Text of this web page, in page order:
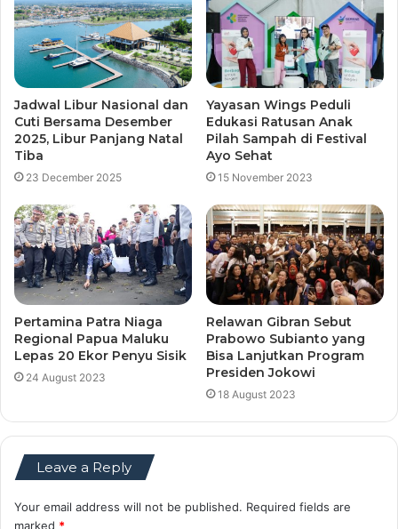
Jadwal Libur Nasional dan
Cuti Bersama Desember
2025, Libur Panjang Natal
Tiba
23 December 2025
Yayasan Wings Peduli
Edukasi Ratusan Anak
Pilah Sampah di Festival
Ayo Sehat
15 November 2023
Pertamina Patra Niaga
Regional Papua Maluku
Lepas 20 Ekor Penyu Sisik
24 August 2023
Relawan Gibran Sebut
Prabowo Subianto yang
Bisa Lanjutkan Program
Presiden Jokowi
18 August 2023
Leave a Reply
Your email address will not be published. Required fields are
marked *